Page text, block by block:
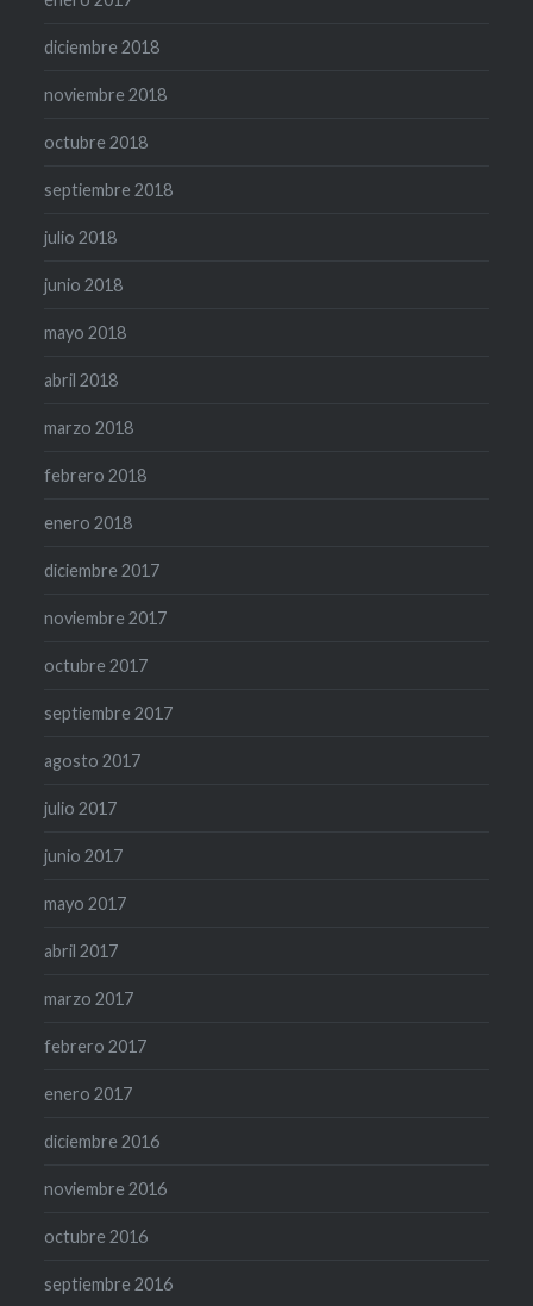
diciembre 2018
noviembre 2018
octubre 2018
septiembre 2018
julio 2018
junio 2018
mayo 2018
abril 2018
marzo 2018
febrero 2018
enero 2018
diciembre 2017
noviembre 2017
octubre 2017
septiembre 2017
agosto 2017
julio 2017
junio 2017
mayo 2017
abril 2017
marzo 2017
febrero 2017
enero 2017
diciembre 2016
noviembre 2016
octubre 2016
septiembre 2016